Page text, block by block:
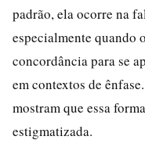
padrão, ela ocorre na
especialmente quando
concordância para se
em contextos de
mostram que essa
estigmatizada.